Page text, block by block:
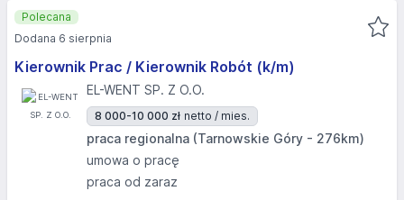
Kierownik Prac / Kierownik Robót (k/m)
EL-WENT SP. Z O.O.
8 000-10 000 zł netto / mies.
praca regionalna (Tarnowskie Góry - 276km)
umowa o pracę
praca od zaraz
Polecana
Dodana 6 sierpnia